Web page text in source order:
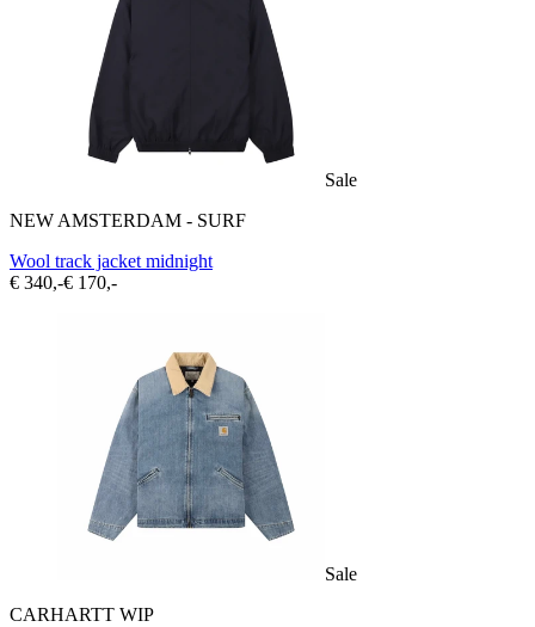
Sale
NEW AMSTERDAM - SURF
Wool track jacket midnight
€ 340,-€ 170,-
Sale
CARHARTT WIP